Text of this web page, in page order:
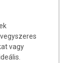
vagy